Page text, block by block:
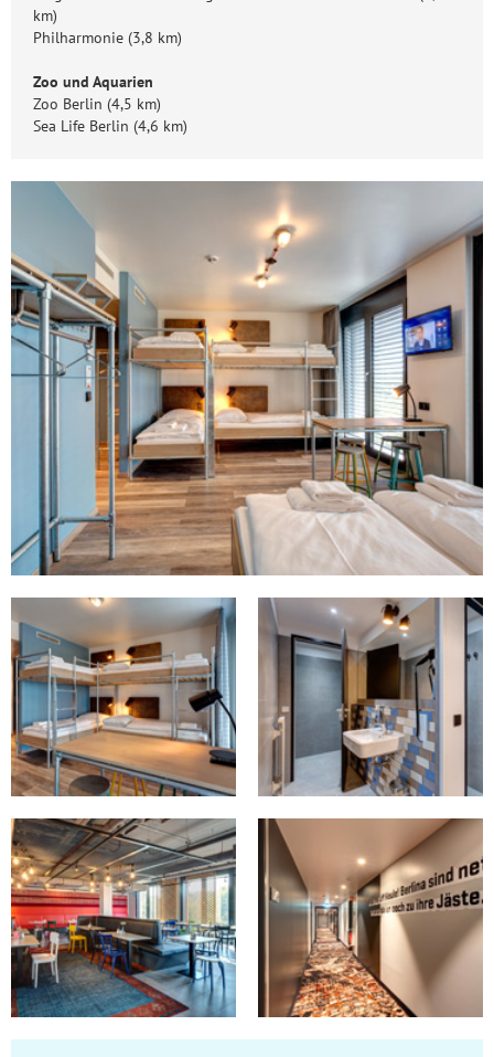
km)
Philharmonie (3,8 km)
Zoo und Aquarien
Zoo Berlin (4,5 km)
Sea Life Berlin (4,6 km)